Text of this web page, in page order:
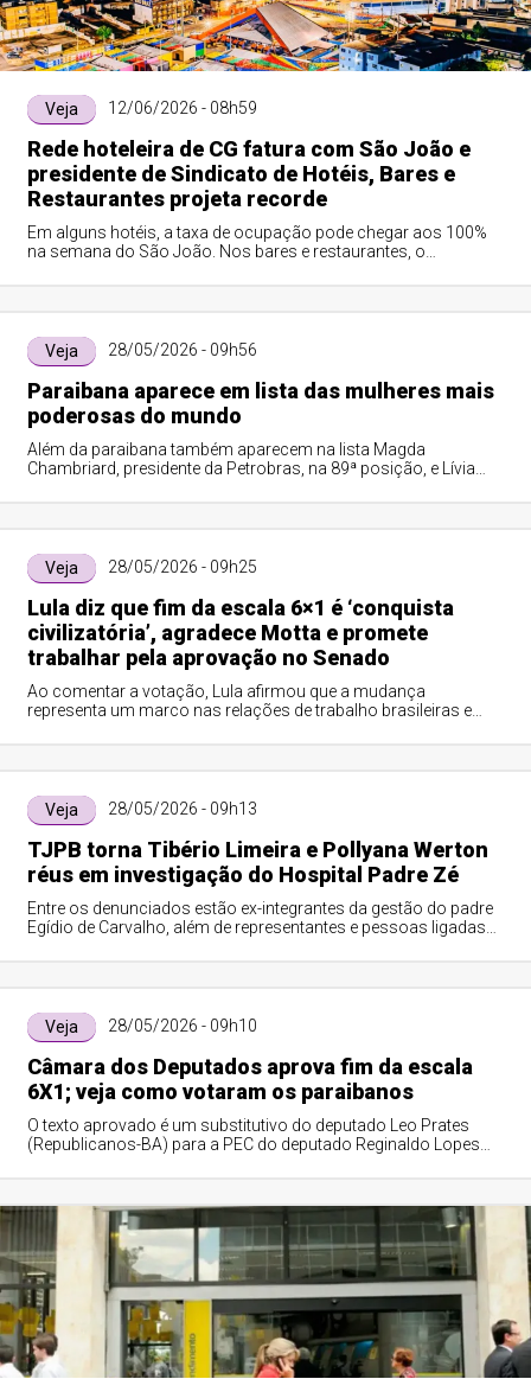
Veja 12/06/2026 - 08h59
Rede hoteleira de CG fatura com São João e
presidente de Sindicato de Hotéis, Bares e
Restaurantes projeta recorde
Em alguns hotéis, a taxa de ocupação pode chegar aos 100%
na semana do São João. Nos bares e restaurantes, o
Veja 28/05/2026 - 09h56
Paraibana aparece em lista das mulheres mais
poderosas do mundo
Além da paraibana também aparecem na lista Magda
Chambriard, presidente da Petrobras, na 89ª posição, e Lívia
Veja 28/05/2026 - 09h25
Lula diz que fim da escala 6×1 é ‘conquista
civilizatória’, agradece Motta e promete
trabalhar pela aprovação no Senado
Ao comentar a votação, Lula afirmou que a mudança
representa um marco nas relações de trabalho brasileiras e
Veja 28/05/2026 - 09h13
TJPB torna Tibério Limeira e Pollyana Werton
réus em investigação do Hospital Padre Zé
Entre os denunciados estão ex-integrantes da gestão do padre
Egídio de Carvalho, além de representantes e pessoas ligadas
Veja 28/05/2026 - 09h10
Câmara dos Deputados aprova fim da escala
6X1; veja como votaram os paraibanos
O texto aprovado é um substitutivo do deputado Leo Prates
(Republicanos-BA) para a PEC do deputado Reginaldo Lopes